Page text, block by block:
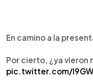
En camino a la
Por cierto, ¿ya vieron
pic.twitter.com/